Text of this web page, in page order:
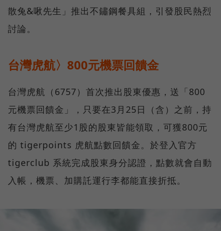
散兔&啾先生」推出不鏽鋼餐具組，引發股民熱烈
討論。
台灣虎航〉800元機票回饋金
台灣虎航（6757）首次推出股東優惠，送「800
元機票回饋金」，只要在3月25日（含）之前，持
有台灣虎航至少1股的股東皆能領取，可獲800元
的 tigerpoints 虎航點數回饋金。於登入官方
tigerclub 系統完成股東身分認證，點數就會自動
入帳，機票、加購託運行李都能直接折抵。